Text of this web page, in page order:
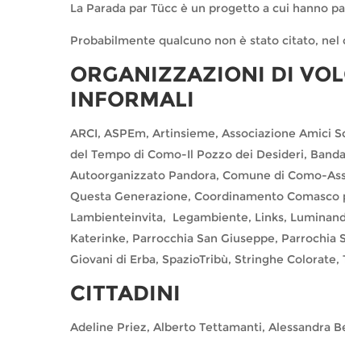
La Parada par Tücc è un progetto a cui hanno
Probabilmente qualcuno non è stato citato,
ORGANIZZAZIONI DI
INFORMALI
ARCI, ASPEm, Artinsieme, Associazione Amici
del Tempo di Como-Il Pozzo dei Desideri,
Autoorganizzato Pandora, Comune di Como-
Questa Generazione, Coordinamento Comasco
Lambienteinvita, Legambiente, Links,
Katerinke, Parrocchia San Giuseppe,
Giovani di Erba, SpazioTribù, Stringhe
CITTADINI
Adeline Priez, Alberto Tettamanti, Alessandra